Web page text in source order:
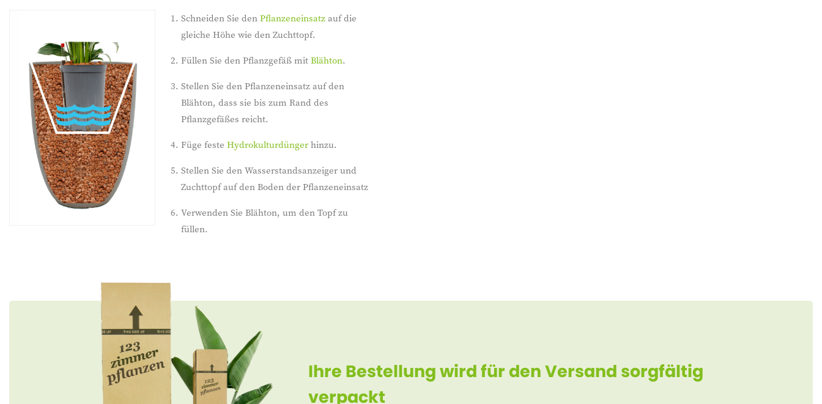
Schneiden Sie denPflanzeneinsatzauf die
gleiche Höhe wie den Zuchttopf.
Füllen Sie den Pflanzgefäß mitBlähton.
Stellen Sie den Pflanzeneinsatz auf den
Blähton, dass sie bis zum Rand des
Pflanzgefäßes reicht.
Füge feste Hydrokulturdüngerhinzu.
Stellen Sie den Wasserstandsanzeiger und
Zuchttopf auf den Boden der Pflanzeneinsatz
Verwenden Sie Blähton, um den Topf zu
füllen.
Ihre Bestellung wird für den Versand sorgfältig
verpackt